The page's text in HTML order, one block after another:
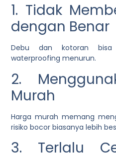
1. Tidak
dengan Benar
Debu dan kotoran
waterproofing menurun.
2.
Murah
Harga murah memang
risiko bocor biasanya lebih
3. Terlalu